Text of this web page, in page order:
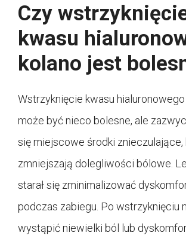
Czy
kwasu
kolano jest
Wstrzyknięcie kwasu
może być nieco bolesne, ale
się miejscowe środki znieczulające,
zmniejszają dolegliwości bólowe.
starał się zminimalizować
podczas zabiegu. Po wstrzyknięciu
wystąpić niewielki ból lub